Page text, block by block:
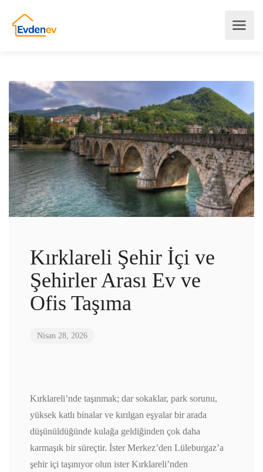
Kırklareli Şehir İçi ve
Şehirler Arası Ev ve
Ofis Taşıma
Nisan 28, 2026
Kırklareli’nde taşınmak; dar sokaklar, park sorunu,
yüksek katlı binalar ve kırılgan eşyalar bir arada
düşünüldüğünde kulağa geldiğinden çok daha
karmaşık bir süreçtir. İster Merkez’den Lüleburgaz’a
şehir içi taşınıyor olun ister Kırklareli’nden